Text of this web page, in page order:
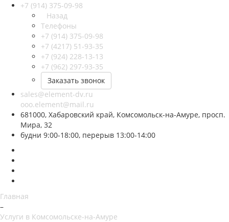
+7 (914) 375-09-98
Назад
Телефоны
+7 (914) 375-09-98
+7 (4217) 51-93-35
+7 (924) 228-13-13
+7 (962) 297-93-35
Заказать звонок
sales@element-dv.ru
ooo.element@mail.ru
681000, Хабаровский край, Комсомольск-на-Амуре, просп.
Мира, 32
будни 9:00-18:00, перерыв 13:00-14:00
Главная
–
Услуги в Комсомольске-на-Амуре